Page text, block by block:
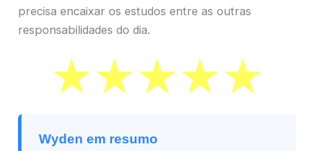
precisa encaixar os estudos entre as outras
responsabilidades do dia.
Wyden em resumo